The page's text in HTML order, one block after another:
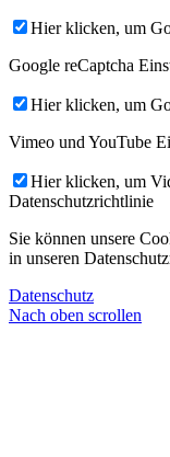
Hier klicken, um
Google reCaptcha
Hier klicken, um
Vimeo und YouTube
Hier klicken, um
Datenschutzrichtlinie
Sie können unsere
in unseren
Datenschutz
Nach oben scrollen